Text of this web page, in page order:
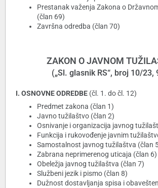
Prestanak važenja Zakona o
(član 69)
Završna odredba (član 70)
ZAKON O JAVNOM
(„Sl. glasnik RS“, broj 10/23,
I. OSNOVNE ODREDBE (čl. 1. do čl. 12)
Predmet zakona (član 1)
Javno tužilaštvo (član 2)
Osnivanje i organizacija javnog
Funkcija i rukovođenje javnim
Samostalnost javnog tužilaštva (član
Zabrana neprimerenog uticaja (član 6)
Obeležja javnog tužilaštva (član 7)
Službeni jezik i pismo (član 8)
Dužnost dostavljanja spisa i